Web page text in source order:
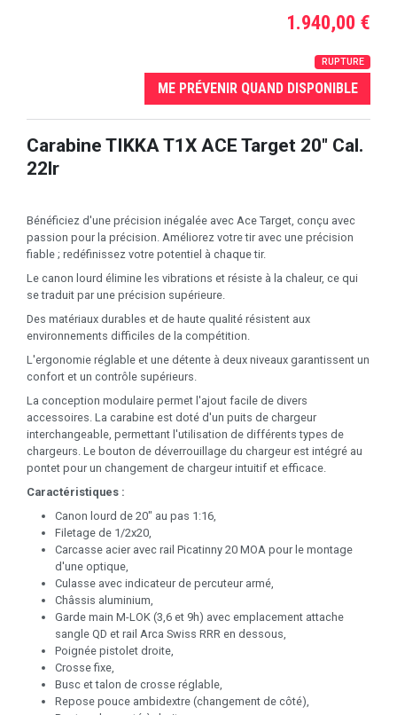
1.940,00 €
RUPTURE
ME PRÉVENIR QUAND DISPONIBLE
Carabine TIKKA T1X ACE Target 20" Cal.
22lr
Bénéficiez d'une précision inégalée avec Ace Target, conçu avec
passion pour la précision. Améliorez votre tir avec une précision
fiable ; redéfinissez votre potentiel à chaque tir.
Le canon lourd élimine les vibrations et résiste à la chaleur, ce qui
se traduit par une précision supérieure.
Des matériaux durables et de haute qualité résistent aux
environnements difficiles de la compétition.
L'ergonomie réglable et une détente à deux niveaux garantissent un
confort et un contrôle supérieurs.
La conception modulaire permet l'ajout facile de divers
accessoires. La carabine est doté d'un puits de chargeur
interchangeable, permettant l'utilisation de différents types de
chargeurs. Le bouton de déverrouillage du chargeur est intégré au
pontet pour un changement de chargeur intuitif et efficace.
Caractéristiques :
Canon lourd de 20" au pas 1:16,
Filetage de 1/2x20,
Carcasse acier avec rail Picatinny 20 MOA pour le montage
d'une optique,
Culasse avec indicateur de percuteur armé,
Châssis aluminium,
Garde main M-LOK (3,6 et 9h) avec emplacement attache
sangle QD et rail Arca Swiss RRR en dessous,
Poignée pistolet droite,
Crosse fixe,
Busc et talon de crosse réglable,
Repose pouce ambidextre (changement de côté),